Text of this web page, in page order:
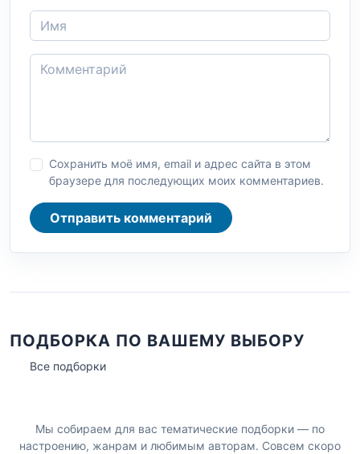
Сохранить моё имя, email и адрес сайта в этом
браузере для последующих моих комментариев.
Отправить комментарий
ПОДБОРКА ПО ВАШЕМУ ВЫБОРУ
Все подборки
Мы собираем для вас тематические подборки — по
настроению, жанрам и любимым авторам. Совсем скоро